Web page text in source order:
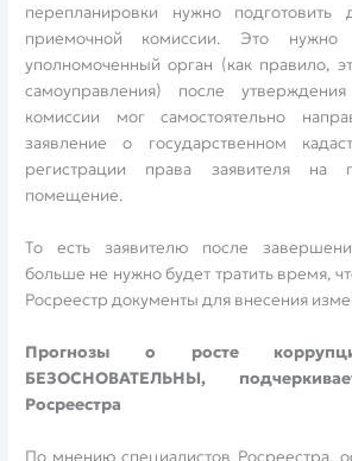
перепланировки нужно подготовить
приемочной комиссии. Это
уполномоченный орган (как правило,
самоуправления) после
комиссии мог самостоятельно
заявление о государственном
регистрации права заявителя на
помещение.
То есть заявителю после
больше не нужно будет тратить время,
Росреестр документы для внесения
Прогнозы о росте
БЕЗОСНОВАТЕЛЬНЫ,
Росреестра
По мнению специалистов Росреестра,